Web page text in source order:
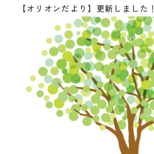
【オリオンだより】更新しました！